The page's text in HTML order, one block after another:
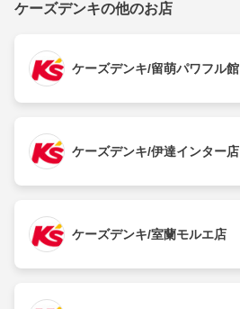
ケーズデンキの他のお店
ケーズデンキ/留萌パワフル館
ケーズデンキ/伊達インター店
ケーズデンキ/室蘭モルエ店